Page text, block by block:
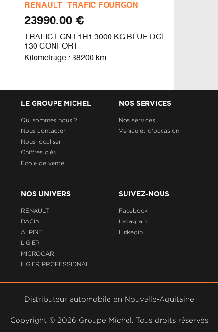
RENAULT TRAFIC FOURGON
€ 23990.00
TRAFIC FGN L1H1 3000 KG BLUE DCI
130 CONFORT
Kilométrage : 38200 km
LE GROUPE MICHEL
Qui sommes nous ?
Nous contacter
Nous localiser
Chiffres clés
École de vente
NOS SERVICES
Nos services
Véhicules d'occasion
NOS UNIVERS
RENAULT
DACIA
ALPINE
LIGIER
MICROCAR
LIGIER PROFESSIONAL
SUIVEZ-NOUS
Facebook
Instagram
Linkedin
Distributeur automobile en Nouvelle-Aquitaine
Copyright © 2026 Groupe Michel. Tous droits réservés